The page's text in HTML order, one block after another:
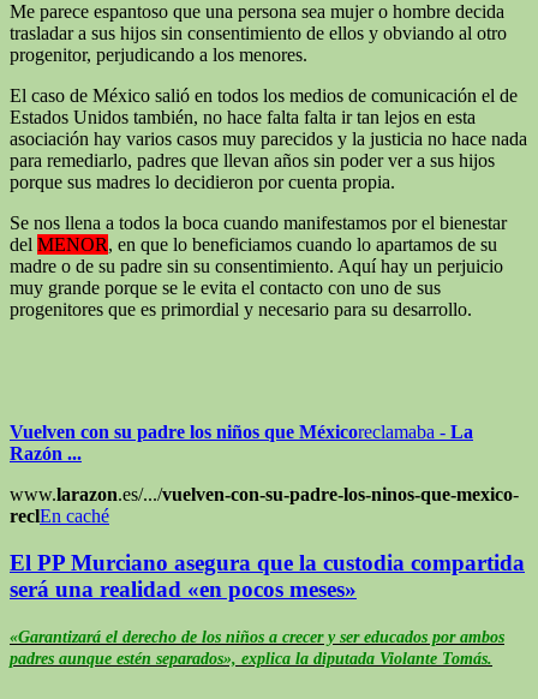
Me parece espantoso que una persona sea mujer o hombre decida
trasladar a sus hijos sin consentimiento de ellos y obviando al otro
progenitor, perjudicando a los menores.
El caso de México salió en todos los medios de comunicación el de
Estados Unidos también, no hace falta falta ir tan lejos en esta
asociación hay varios casos muy parecidos y la justicia no hace nada
para remediarlo, padres que llevan años sin poder ver a sus hijos
porque sus madres lo decidieron por cuenta propia.
Se nos llena a todos la boca cuando manifestamos por el bienestar
del MENOR, en que lo beneficiamos cuando lo apartamos de su
madre o de su padre sin su consentimiento. Aquí hay un perjuicio
muy grande porque se le evita el contacto con uno de sus
progenitores que es primordial y necesario para su desarrollo.
Vuelven con su padre los niños que Méxicoreclamaba - La
Razón ...
www.larazon.es/.../vuelven-con-su-padre-los-ninos-que-mexico-
reclEn caché
El PP Murciano asegura que la custodia compartida
será una realidad «en pocos meses»
«Garantizará el derecho de los niños a crecer y ser educados por ambos
padres aunque estén separados», explica la diputada Violante Tomás.